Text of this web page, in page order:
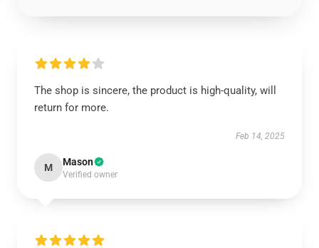
The shop is sincere, the product is high-quality, will
return for more.
Feb 14, 2025
M Mason
Verified owner